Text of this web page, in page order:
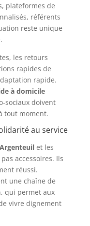
plateformes de
référents
reste unique
les retours
rapides de
rapide.
à domicile
sociaux doivent
tout moment.
au service
et les
accessoires. Ils
réussi.
une chaîne de
qui permet aux
vivre dignement